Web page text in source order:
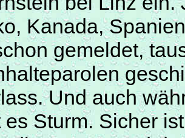
Kanada,
gemeldet,
Und auch
es Sturm. Sicher